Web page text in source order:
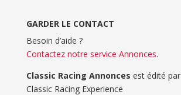
GARDER LE CONTACT
Besoin d’aide ?
Contactez notre service Annonces.
Classic Racing Annonces est édité par
Classic Racing Experience